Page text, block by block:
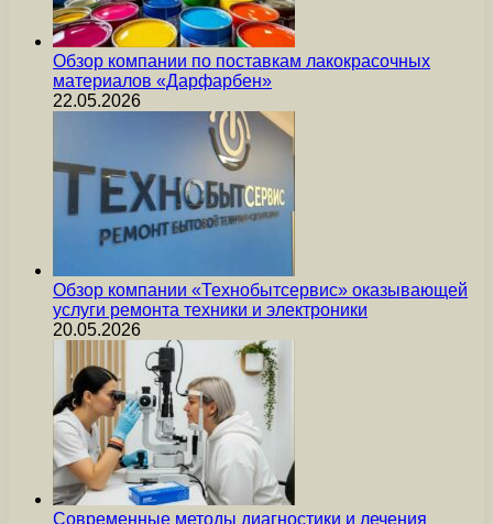
Обзор компании по поставкам лакокрасочных
материалов «Дарфарбен»
22.05.2026
Обзор компании «Технобытсервис» оказывающей
услуги ремонта техники и электроники
20.05.2026
Современные методы диагностики и лечения